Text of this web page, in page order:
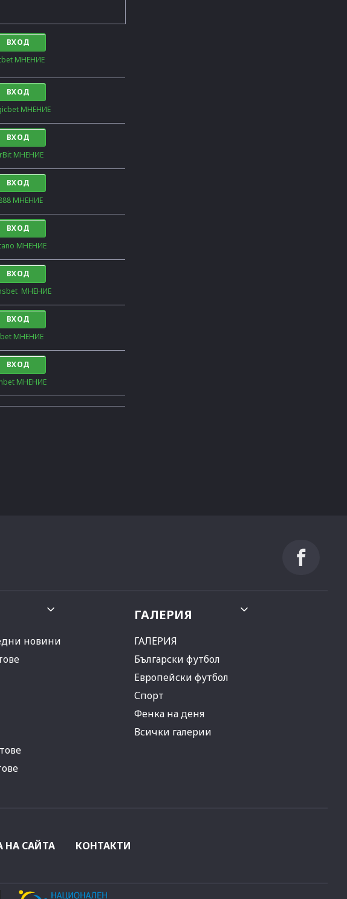
ВХОД
МНЕНИЕ
ВХОД
МНЕНИЕ
ВХОД
МНЕНИЕ
ВХОД
МНЕНИЕ
ВХОД
МНЕНИЕ
ВХОД
МНЕНИЕ
ВХОД
МНЕНИЕ
ВХОД
МНЕНИЕ
новини
ГАЛЕРИЯ
ГАЛЕРИЯ
Български футбол
Европейски футбол
Спорт
Фенка на деня
Всички галерии
НА САЙТА КОНТАКТИ